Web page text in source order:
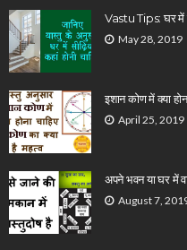
Vastu Tips: घर में
May 28, 2019
इशान कोण में क्या
April 25, 2019
अपने भवन या घर में
August 7,